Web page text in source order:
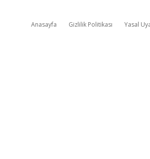
Anasayfa Gizlilik Politikası Yasal